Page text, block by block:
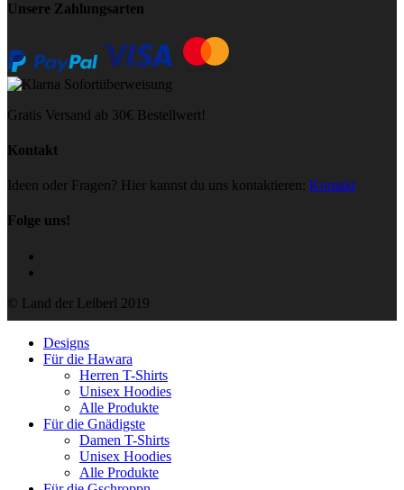
Unsere Zahlungsarten
Gratis Versand ab 30€ Bestellwert!
Kontakt
Ideen oder Fragen? Hier kannst du uns kontaktieren: Kontakt
Folge uns!
© Land der Leiberl 2019
Designs
Für die Hawara
Herren T-Shirts
Unisex Hoodies
Alle Produkte
Für die Gnädigste
Damen T-Shirts
Unisex Hoodies
Alle Produkte